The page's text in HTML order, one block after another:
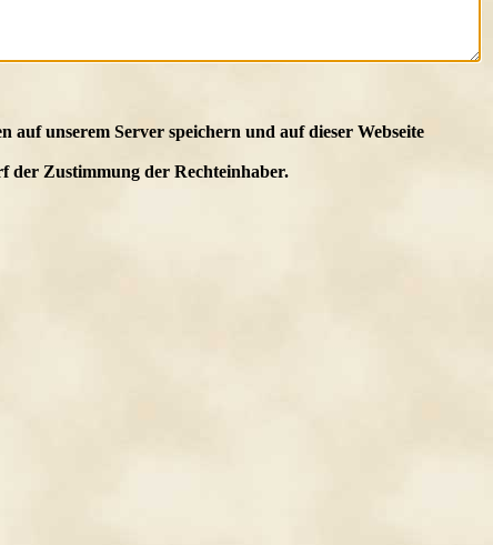
unserem Server speichern und auf dieser Webseite
der Zustimmung der Rechteinhaber.